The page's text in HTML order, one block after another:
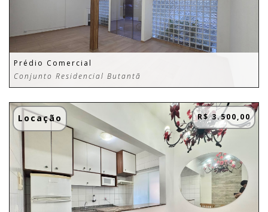
Prédio Comercial
Conjunto Residencial Butantã
Locação R$ 3.500,00